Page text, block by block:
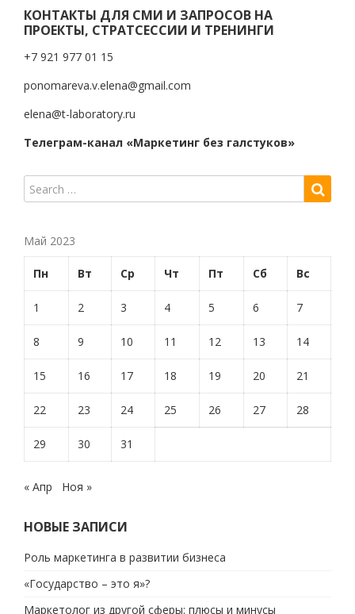
КОНТАКТЫ ДЛЯ СМИ И ЗАПРОСОВ НА
ПРОЕКТЫ, СТРАТСЕССИИ И ТРЕНИНГИ
+7 921 977 01 15
ponomareva.v.elena@gmail.com
elena@t-laboratory.ru
Телеграм-канал «Маркетинг без галстуков»
Май 2023
Пн Вт Ср Чт Пт Сб Вс
1 2 3 4 5 6 7
8 9 10 11 12 13 14
15 16 17 18 19 20 21
22 23 24 25 26 27 28
29 30 31
« Апр Ноя »
НОВЫЕ ЗАПИСИ
Роль маркетинга в развитии бизнеса
«Государство – это я»?
Маркетолог из другой сферы: плюсы и минусы